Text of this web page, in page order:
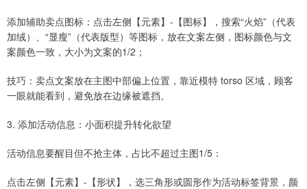
添加辅助卖点图标：点击左侧【元素】-【图标】，搜索“火焰”（代表
加绒）、“显瘦”（代表版型）等图标，放在文案左侧，图标颜色与文
案颜色一致，大小为文案的1/2；
技巧：卖点文案放在主图中部偏上位置，靠近模特 torso 区域，顾客
一眼就能看到，避免放在边缘被遮挡。
3. 添加活动信息：小面积提升转化欲望
活动信息要醒目但不抢主体，占比不超过主图1/5：
点击左侧【元素】-【形状】，选三角形或圆形作为活动标签背景，颜